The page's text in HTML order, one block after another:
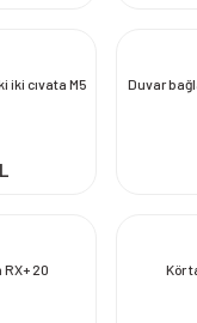
iki cıvata M5
Duvar
20
Kör